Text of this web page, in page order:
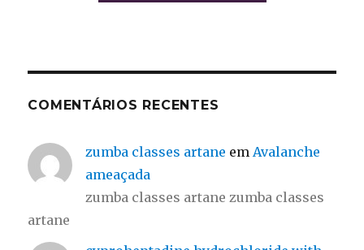
COMENTÁRIOS RECENTES
zumba classes artane em Avalanche
ameaçada
zumba classes artane zumba classes
artane